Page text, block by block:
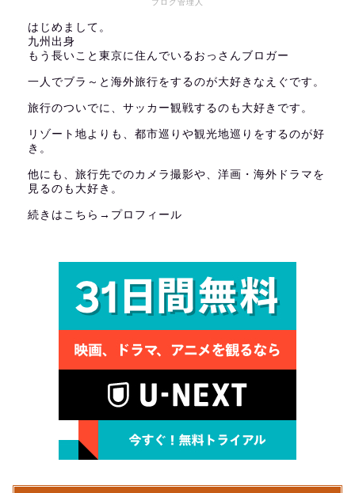
はじめまして。
九州出身
もう長いこと東京に住んでいるおっさんブロガー
一人でブラ～と海外旅行をするのが大好きなえぐです。
旅行のついでに、サッカー観戦するのも大好きです。
リゾート地よりも、都市巡りや観光地巡りをするのが好
き。
他にも、旅行先でのカメラ撮影や、洋画・海外ドラマを
見るのも大好き。
続きはこちら→ プロフィール